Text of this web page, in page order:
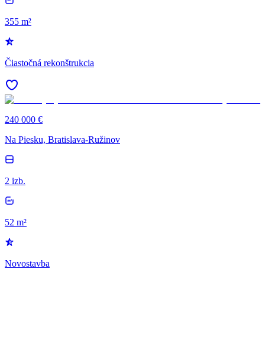
355 m²
Čiastočná rekonštrukcia
240 000 €
Na Piesku, Bratislava-Ružinov
2 izb.
52 m²
Novostavba